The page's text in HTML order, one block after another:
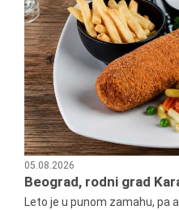
05.08.2026
Beograd, rodni grad
Leto je u punom zamahu, pa